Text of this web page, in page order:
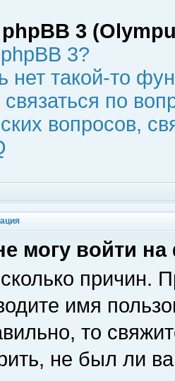
3
3?
нет такой-то
по
вопросов,
могу войти
причин.
имя
то
не был ли